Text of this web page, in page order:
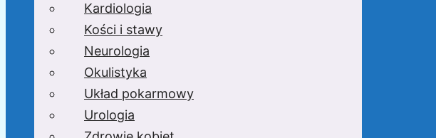
Kardiologia
Kości i stawy
Neurologia
Okulistyka
Układ pokarmowy
Urologia